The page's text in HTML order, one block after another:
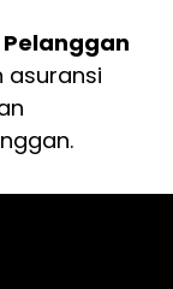
asuransi